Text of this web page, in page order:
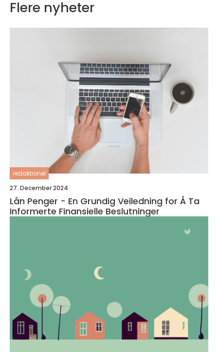
Flere nyheter
redaktionel
27. December 2024
Lån Penger - En Grundig Veiledning for Å Ta
Informerte Finansielle Beslutninger